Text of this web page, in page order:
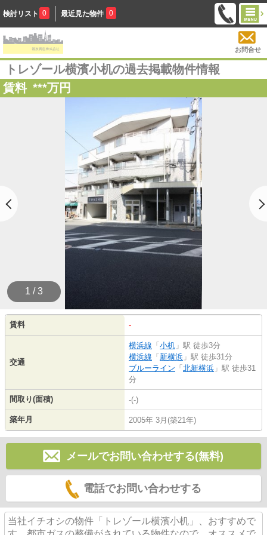
検討リスト 0 最近見た物件 0
お問合せ
トレゾール横濱小机の過去掲載物件情報
賃料 ***万円
1 / 3
賃料 -
交通
横浜線 「 小机 」駅 徒歩3分
横浜線 「 新横浜 」駅 徒歩31分
ブルーライン 「 北新横浜 」駅 徒歩31
分
間取り(面積) -(-)
築年月 2005年 3月(築21年)
メールでお問い合わせする(無料)
電話でお問い合わせする
当社イチオシの物件「トレゾール横濱小机」、おすすめで